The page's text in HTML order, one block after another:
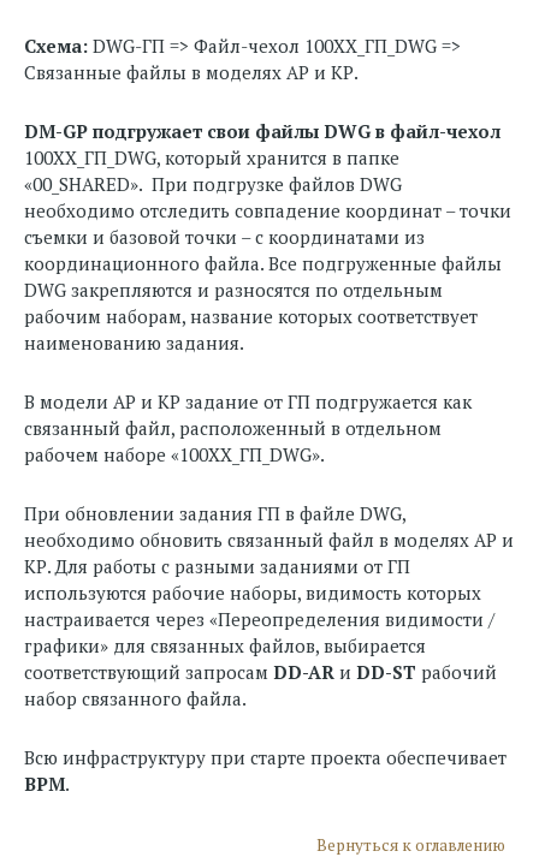
Схема: DWG-ГП => Файл-чехол 100XX_ГП_DWG =>
Связанные файлы в моделях АР и КР.
DM-GP подгружает свои файлы DWG в файл-чехол
100XX_ГП_DWG, который хранится в папке
«00_SHARED». При подгрузке файлов DWG
необходимо отследить совпадение координат – точки
съемки и базовой точки – с координатами из
координационного файла. Все подгруженные файлы
DWG закрепляются и разносятся по отдельным
рабочим наборам, название которых соответствует
наименованию задания.
В модели АР и КР задание от ГП подгружается как
связанный файл, расположенный в отдельном
рабочем наборе «100XX_ГП_DWG».
При обновлении задания ГП в файле DWG,
необходимо обновить связанный файл в моделях АР и
КР. Для работы с разными заданиями от ГП
используются рабочие наборы, видимость которых
настраивается через «Переопределения видимости /
графики» для связанных файлов, выбирается
соответствующий запросам DD-AR и DD-ST рабочий
набор связанного файла.
Всю инфраструктуру при старте проекта обеспечивает
BPM.
Вернуться к оглавлению